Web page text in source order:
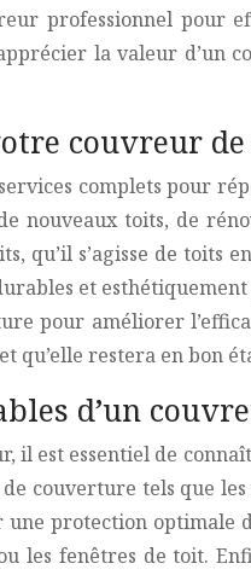
professionnel pour
la valeur
couvreur de
complets pour
nouveaux toits, de
qu’il s’agisse de
et
pour améliorer
restera en bon
d’un
il est essentiel de
couverture tels que
protection
les fenêtres de toit.